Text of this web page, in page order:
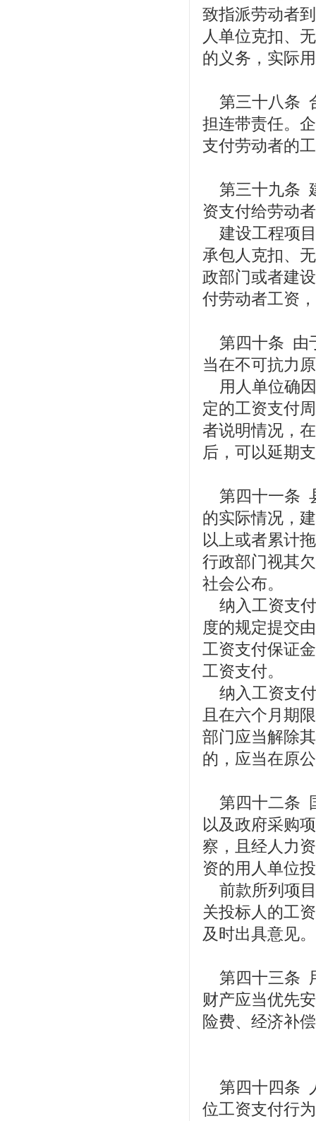
致指派劳动者
人单位克扣、
的义务，实际
第三十八条
担连带责任。
支付劳动者的
第三十九条
资支付给劳动
建设工程项
承包人克扣、
政部门或者建
付劳动者工资
第四十条 由
当在不可抗力
用人单位确
定的工资支付
者说明情况，
后，可以延期
第四十一条
的实际情况，
以上或者累计
行政部门视其
社会公布。
纳入工资支
度的规定提交
工资支付保证
工资支付。
纳入工资支
且在六个月期
部门应当解除
的，应当在原
第四十二条
以及政府采购
察，且经人力
资的用人单位
前款所列项
关投标人的工
及时出具意见。
第四十三条
财产应当优先
险费、经济补
第四十四条
位工资支付行